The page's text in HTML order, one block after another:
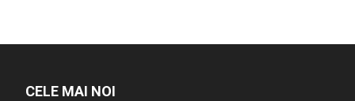
CELE MAI NOI